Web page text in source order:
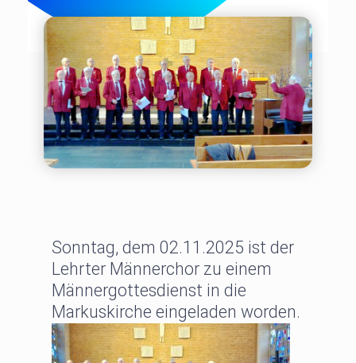
Sonntag, dem 02.11.2025 ist der
Lehrter Männerchor zu einem
Männergottesdienst in die
Markuskirche eingeladen worden.